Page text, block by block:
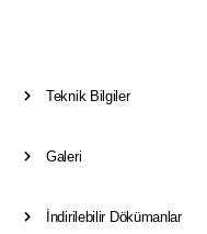
Teknik Bilgiler
Galeri
İndirilebilir Dökümanlar